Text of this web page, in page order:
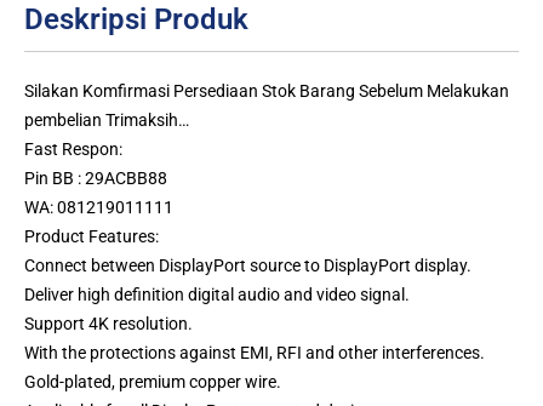
Deskripsi Produk
Silakan Komfirmasi Persediaan Stok Barang Sebelum Melakukan
pembelian Trimaksih…
Fast Respon:
Pin BB : 29ACBB88
WA: 081219011111
Product Features:
Connect between DisplayPort source to DisplayPort display.
Deliver high definition digital audio and video signal.
Support 4K resolution.
With the protections against EMI, RFI and other interferences.
Gold-plated, premium copper wire.